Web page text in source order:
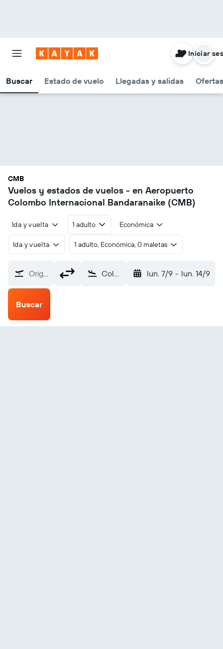
Buscar Estado de vuelo Llegadas y salidas Ofertas
Iniciar
CMB
Vuelos y estados de vuelos - en Aeropuerto
Colombo Internacional Bandaranaike (CMB)
Ida y vuelta 1 adulto Económica
Ida y vuelta 1 adulto, Económica, 0 maletas
Origen Colombo Internacional Bandaranaike (CMB) lun. 7/9 - lun. 14/9
Buscar